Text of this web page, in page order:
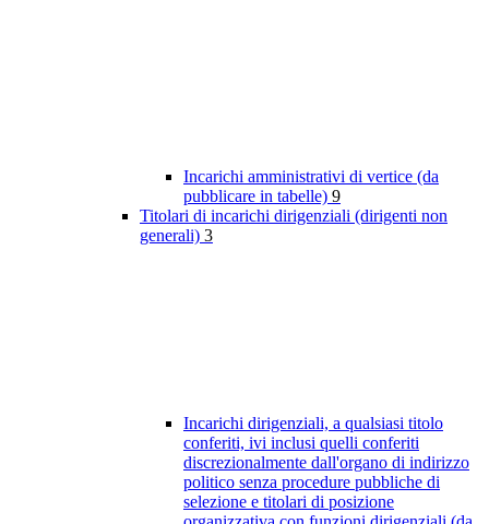
Incarichi amministrativi di vertice (da
pubblicare in tabelle) 9
Titolari di incarichi dirigenziali (dirigenti non
generali) 3
Incarichi dirigenziali, a qualsiasi titolo
conferiti, ivi inclusi quelli conferiti
discrezionalmente dall'organo di indirizzo
politico senza procedure pubbliche di
selezione e titolari di posizione